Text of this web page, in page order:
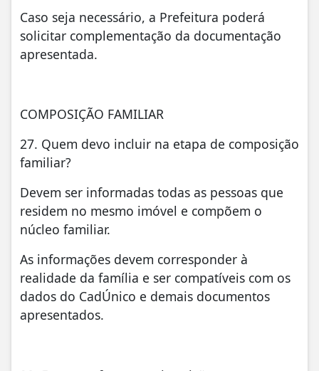
Caso seja necessário, a Prefeitura poderá
solicitar complementação da documentação
apresentada.
COMPOSIÇÃO FAMILIAR
27. Quem devo incluir na etapa de composição
familiar?
Devem ser informadas todas as pessoas que
residem no mesmo imóvel e compõem o
núcleo familiar.
As informações devem corresponder à
realidade da família e ser compatíveis com os
dados do CadÚnico e demais documentos
apresentados.